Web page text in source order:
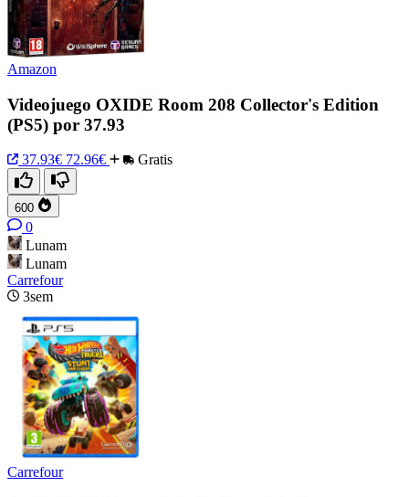
Amazon
Videojuego OXIDE Room 208 Collector's Edition
(PS5) por 37.93
37.93€ 72.96€ Gratis
600
0
Lunam
Lunam
Carrefour
3sem
Carrefour